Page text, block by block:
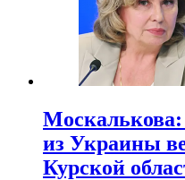
из Украины
Курской